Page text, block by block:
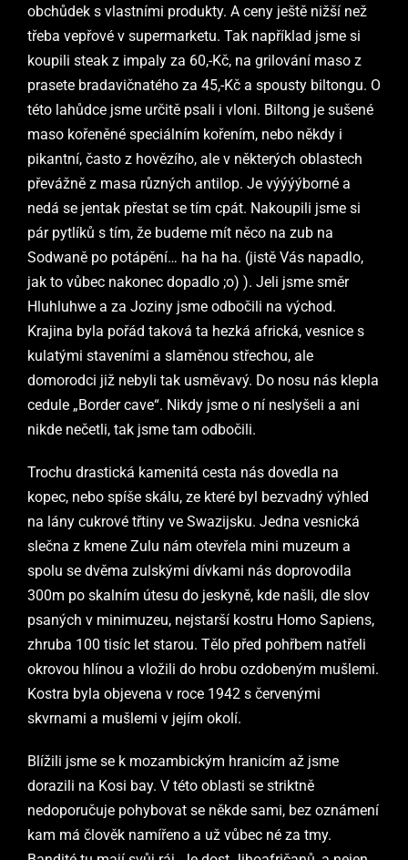
obchůdek s vlastními produkty. A ceny ještě nižší než
třeba vepřové v supermarketu. Tak například jsme si
koupili steak z impaly za 60,-Kč, na grilování maso z
prasete bradavičnatého za 45,-Kč a spousty biltongu. O
této lahůdce jsme určitě psali i vloni. Biltong je sušené
maso kořeněné speciálním kořením, nebo někdy i
pikantní, často z hovězího, ale v některých oblastech
převážně z masa různých antilop. Je výýýýborné a
nedá se jentak přestat se tím cpát. Nakoupili jsme si
pár pytlíků s tím, že budeme mít něco na zub na
Sodwaně po potápění… ha ha ha. (jistě Vás napadlo,
jak to vůbec nakonec dopadlo ;o) ). Jeli jsme směr
Hluhluhwe a za Joziny jsme odbočili na východ.
Krajina byla pořád taková ta hezká africká, vesnice s
kulatými staveními a slaměnou střechou, ale
domorodci již nebyli tak usměvavý. Do nosu nás klepla
cedule „Border cave“. Nikdy jsme o ní neslyšeli a ani
nikde nečetli, tak jsme tam odbočili.
Trochu drastická kamenitá cesta nás dovedla na
kopec, nebo spíše skálu, ze které byl bezvadný výhled
na lány cukrové třtiny ve Swazijsku. Jedna vesnická
slečna z kmene Zulu nám otevřela mini muzeum a
spolu se dvěma zulskými dívkami nás doprovodila
300m po skalním útesu do jeskyně, kde našli, dle slov
psaných v minimuzeu, nejstarší kostru Homo Sapiens,
zhruba 100 tisíc let starou. Tělo před pohřbem natřeli
okrovou hlínou a vložili do hrobu ozdobeným mušlemi.
Kostra byla objevena v roce 1942 s červenými
skvrnami a mušlemi v jejím okolí.
Blížili jsme se k mozambickým hranicím až jsme
dorazili na Kosi bay. V této oblasti se striktně
nedoporučuje pohybovat se někde sami, bez oznámení
kam má člověk namířeno a už vůbec né za tmy.